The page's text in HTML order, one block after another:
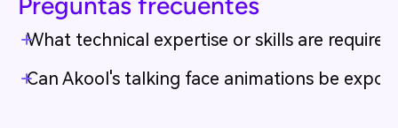
What technical expertise or skills are
Can Akool's talking face animations be